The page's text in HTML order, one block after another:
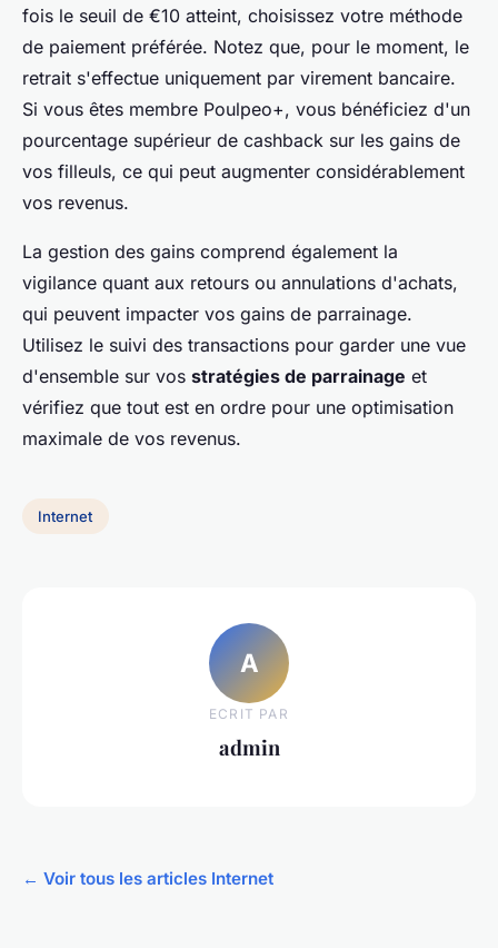
fois le seuil de €10 atteint, choisissez votre méthode
de paiement préférée. Notez que, pour le moment, le
retrait s'effectue uniquement par virement bancaire.
Si vous êtes membre Poulpeo+, vous bénéficiez d'un
pourcentage supérieur de cashback sur les gains de
vos filleuls, ce qui peut augmenter considérablement
vos revenus.
La gestion des gains comprend également la
vigilance quant aux retours ou annulations d'achats,
qui peuvent impacter vos gains de parrainage.
Utilisez le suivi des transactions pour garder une vue
d'ensemble sur vos stratégies de parrainage et
vérifiez que tout est en ordre pour une optimisation
maximale de vos revenus.
Internet
A
ECRIT PAR
admin
← Voir tous les articles Internet